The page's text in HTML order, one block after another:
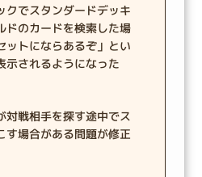
クでスタンダードデッキ
ドのカードを検索した場
ットにならあるぞ」とい
示されるようになった
対戦相手を探す途中でス
す場合がある問題が修正